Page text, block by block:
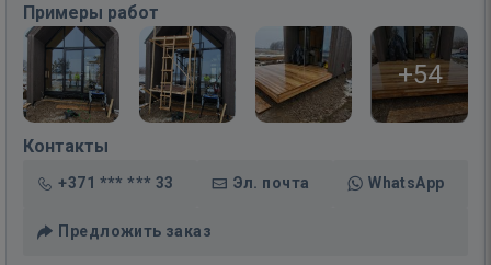
Примеры работ
+54
Контакты
+371 *** *** 33 Эл. почта WhatsApp
Предложить заказ